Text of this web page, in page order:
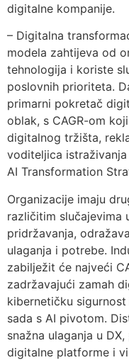
digitalne kompanije.
– Digitalna
modela zahtijeva od
tehnologija i koriste
poslovnih prioriteta.
primarni pokretač
oblak, s CAGR-om
digitalnog tržišta,
voditeljica istraživanja
AI Transformation
Organizacije imaju
različitim slučajevima
pridržavanja,
ulaganja i potrebe.
zabilježit će najveći
zadržavajući zamah
kibernetičku
sada s AI pivotom.
snažna ulaganja u
digitalne platforme i